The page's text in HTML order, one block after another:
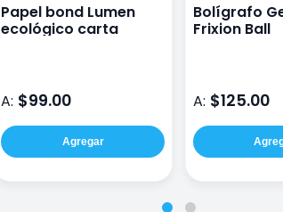
Papel bond Lumen
ecológico carta
A: $99.00
Agregar
Bolígrafo
Frixion Ball
A: $125.00